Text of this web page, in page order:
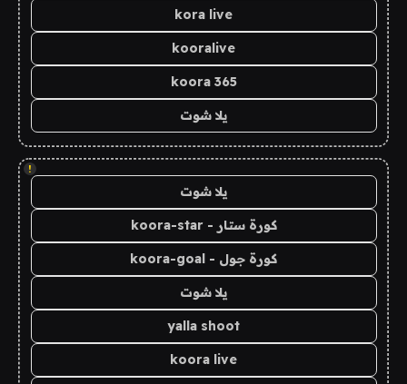
kora live
kooralive
koora 365
يلا شوت
!
يلا شوت
كورة ستار - koora-star
كورة جول - koora-goal
يلا شوت
yalla shoot
koora live